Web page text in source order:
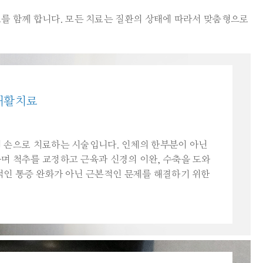
함께 합니다. 모든 치료는 질환의 상태에 따라서 맞춤형으로
활치료
손으로 치료하는 시술입니다. 인체의 한부분이 아닌
척추를 교정하고 근육과 신경의 이완, 수축을 도와
인 통증 완화가 아닌 근본적인 문제를 해결하기 위한